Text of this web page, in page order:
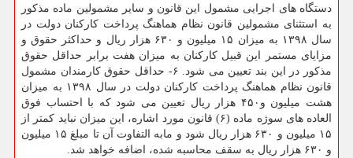
دستگاه های اجرایی مشمول این قانون و سایر مشمولین ماده مذكور
به استثنای مشمولین قانون نظام هماهنگ پرداخت كاركنان دولت در
سال ۱۳۹۸ به میزان ۱۵ میلیون و ۶۳۰ هزار ریال و حداكثر حقوق و
مزایای مستمر این قبیل كاركنان به میزان هفت برابر حداقل حقوق
مذكور در این بند تعیین می شود. ۶- حداقل حقوق كارمندان مشمول
قانون نظام هماهنگ پرداخت كاركنان دولت در سال ۱۳۹۸ به میزان
هشت میلیون و۴۵۰ هزار ریال تعیین می شود كه با احتساب فوق
العاده های سوژه ماده (۶) قانون مورد اشاره، این میزان نباید كمتر از
۱۵ میلیون و ۶۳۰ هزار ریال شود و مابه التفاوت آن تا مبلغ ۱۵ میلیون
و ۶۳۰ هزار ریال به سقف محاسبه شده، اضافه خواهد شد.